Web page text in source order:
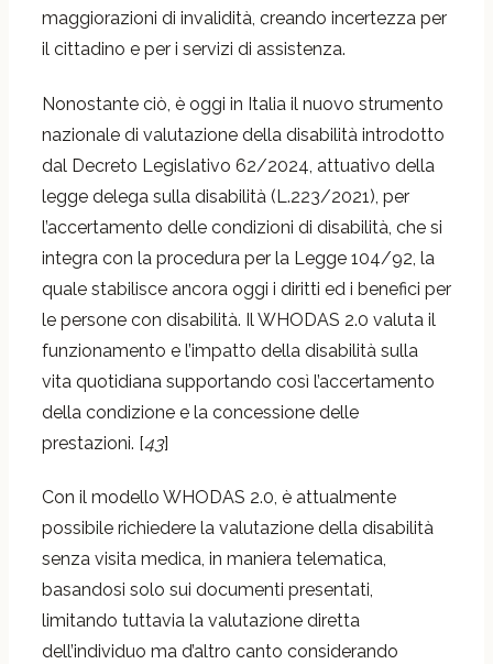
maggiorazioni di invalidità, creando incertezza per
il cittadino e per i servizi di assistenza.
Nonostante ciò, è oggi in Italia il nuovo strumento
nazionale di valutazione della disabilità introdotto
dal Decreto Legislativo 62/2024, attuativo della
legge delega sulla disabilità (L.223/2021), per
l’accertamento delle condizioni di disabilità, che si
integra con la procedura per la Legge 104/92, la
quale stabilisce ancora oggi i diritti ed i benefici per
le persone con disabilità. Il WHODAS 2.0 valuta il
funzionamento e l’impatto della disabilità sulla
vita quotidiana supportando così l’accertamento
della condizione e la concessione delle
prestazioni. [43]
Con il modello WHODAS 2.0, è attualmente
possibile richiedere la valutazione della disabilità
senza visita medica, in maniera telematica,
basandosi solo sui documenti presentati,
limitando tuttavia la valutazione diretta
dell’individuo ma d’altro canto considerando